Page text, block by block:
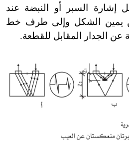
إشارة السبر أو النبضة عند
يمين الشكل وإلى طرف خط
عن الجدار المقابل للقطعة.